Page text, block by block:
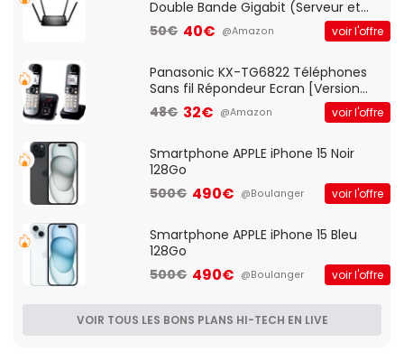
Double Bande Gigabit (Serveur et
Client VPN, Triple Vlan, Mode Point
d'accès et Bridge, contrôle Parental,
50€ 40€ @Amazon voir l'offre
Panasonic KX-TG6822 Téléphones
Sans fil Répondeur Ecran [Version
Française]
48€ 32€ @Amazon voir l'offre
Smartphone APPLE iPhone 15 Noir
128Go
500€ 490€ @Boulanger voir l'offre
Smartphone APPLE iPhone 15 Bleu
128Go
500€ 490€ @Boulanger voir l'offre
VOIR TOUS LES BONS PLANS HI-TECH EN LIVE